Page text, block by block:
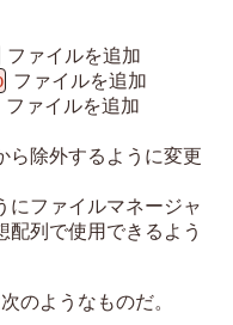
ファイルを追加
ファイルを追加
ファイルを追加
ら除外するように変更
にファイルマネージャ
配列で使用できるよう
のようなものだ。